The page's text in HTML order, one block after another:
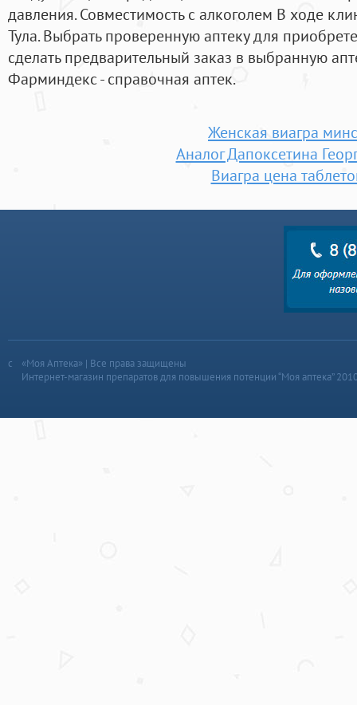
давления. Совместимость с алкоголем В ходе
Тула. Выбрать проверенную аптеку для
сделать предварительный заказ в выбранную
Фарминдекс - справочная аптек.
Женская виагра
Аналог Дапоксетина
Виагра цена
«Моя Аптека» | Все права защищены
Интернет-магазин препаратов для повышения потенции “Моя аптека”